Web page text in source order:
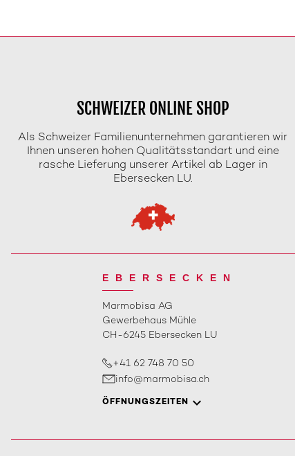
SCHWEIZER ONLINE SHOP
Als Schweizer Familienunternehmen garantieren wir
Ihnen unseren hohen Qualitätsstandart und eine
rasche Lieferung unserer Artikel ab Lager in
Ebersecken LU.
EBERSECKEN
Marmobisa AG
Gewerbehaus Mühle
CH-6245 Ebersecken LU
+41 62 748 70 50
info@marmobisa.ch
ÖFFNUNGSZEITEN